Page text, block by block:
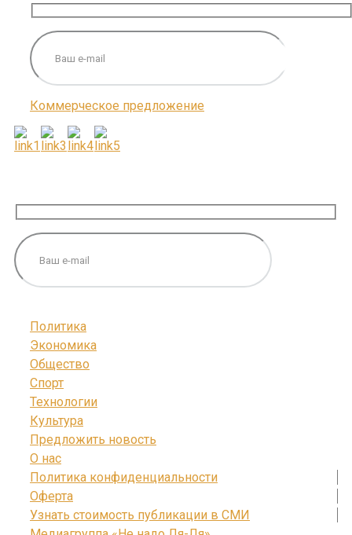
Коммерческое предложение
Политика
Экономика
Общество
Спорт
Технологии
Культура
Предложить новость
О нас
Политика конфиденциальности
Оферта
Узнать стоимость публикации в СМИ